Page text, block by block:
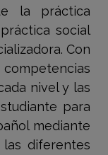
la práctica
social
Con
nivel y las
para
mediante
diferentes